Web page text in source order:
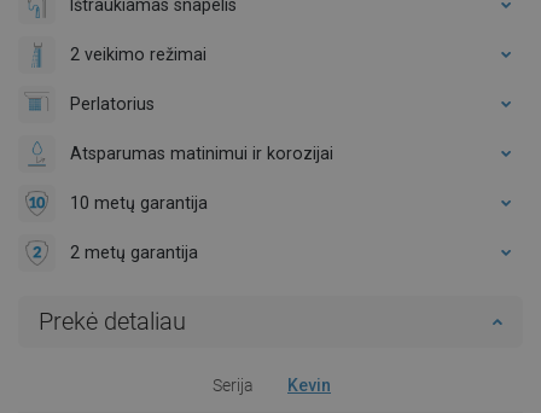
Ištraukiamas snapelis
2 veikimo režimai
Perlatorius
Atsparumas matinimui ir korozijai
10 metų garantija
2 metų garantija
Prekė detaliau
Serija Kevin